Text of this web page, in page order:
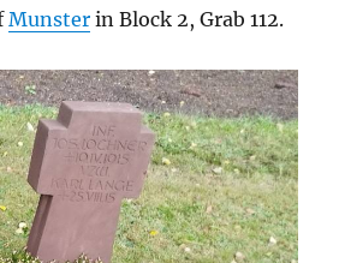
Munster inBlock 2, Grab 112.